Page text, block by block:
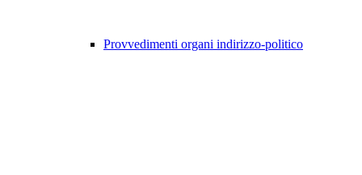
Provvedimenti organi indirizzo-politico